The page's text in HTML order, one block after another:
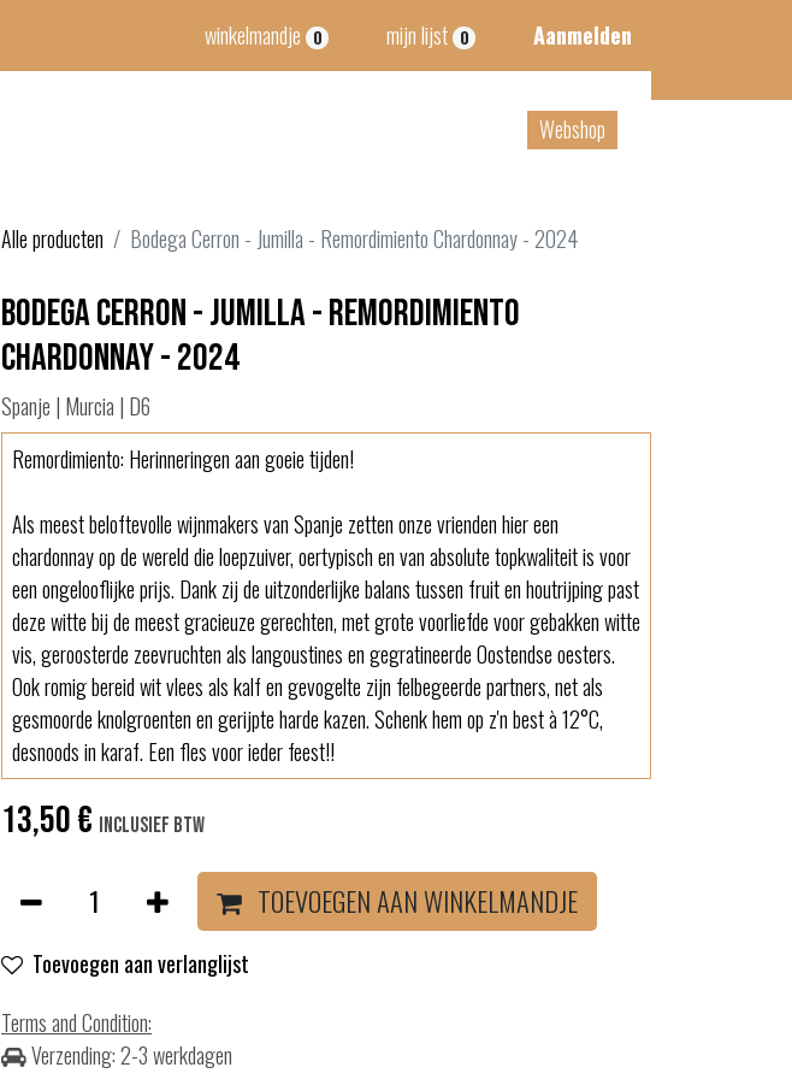
winkelmandje 0 mijn lijst 0 Aanmelden
Webshop
Alle producten Bodega Cerron - Jumilla - Remordimiento Chardonnay - 2024
Bodega Cerron - Jumilla - Remordimiento
Chardonnay - 2024
Spanje | Murcia | D6
Remordimiento: Herinneringen aan goeie tijden!
Als meest beloftevolle wijnmakers van Spanje zetten onze vrienden hier een
chardonnay op de wereld die loepzuiver, oertypisch en van absolute topkwaliteit is voor
een ongelooflijke prijs. Dank zij de uitzonderlijke balans tussen fruit en houtrijping past
deze witte bij de meest gracieuze gerechten, met grote voorliefde voor gebakken witte
vis, geroosterde zeevruchten als langoustines en gegratineerde Oostendse oesters.
Ook romig bereid wit vlees als kalf en gevogelte zijn felbegeerde partners, net als
gesmoorde knolgroenten en gerijpte harde kazen. Schenk hem op z'n best à 12°C,
desnoods in karaf. Een fles voor ieder feest!!
13,50€ Inclusief btw
TOEVOEGEN AAN WINKELMANDJE
Toevoegen aan verlanglijst
Terms and Condition:
Verzending: 2-3 werkdagen